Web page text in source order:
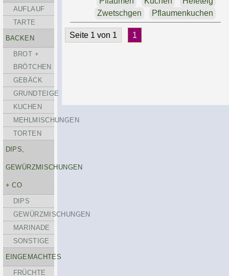
AUFLAUF
TARTE
BACKEN
BROT +
BRÖTCHEN
GEBÄCK
GRUNDTEIGE
KUCHEN
MEHLMISCHUNGEN
TORTEN
DIPS,
GEWÜRZMISCHUNGEN
+ CO
DIPS
GEWÜRZMISCHUNGEN
MARINADE
SONSTIGE
EINGEMACHTES
FRÜCHTE
Pflaumenkuchen
Zwetschgen
Seite 1 von 1 1